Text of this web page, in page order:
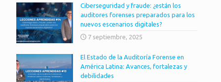
Ciberseguridad y fraude: ¿están los
auditores forenses preparados para los
nuevos escenarios digitales?
7 septiembre, 2025
El Estado de la Auditoría Forense en
América Latina: Avances, fortalezas y
debilidades